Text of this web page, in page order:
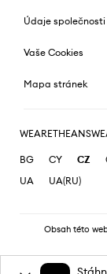
Údaje společnosti
Vaše Cookies
Mapa stránek
BG CY CZ
UA
UA(RU)
Obsah této